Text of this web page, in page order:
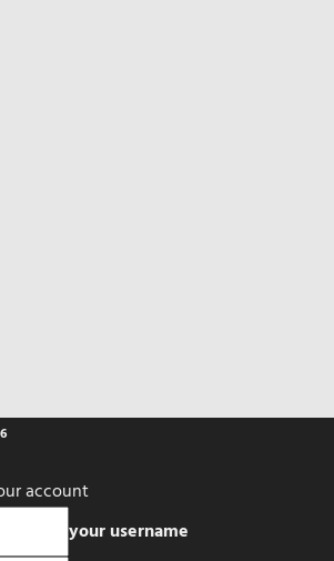
account
your username